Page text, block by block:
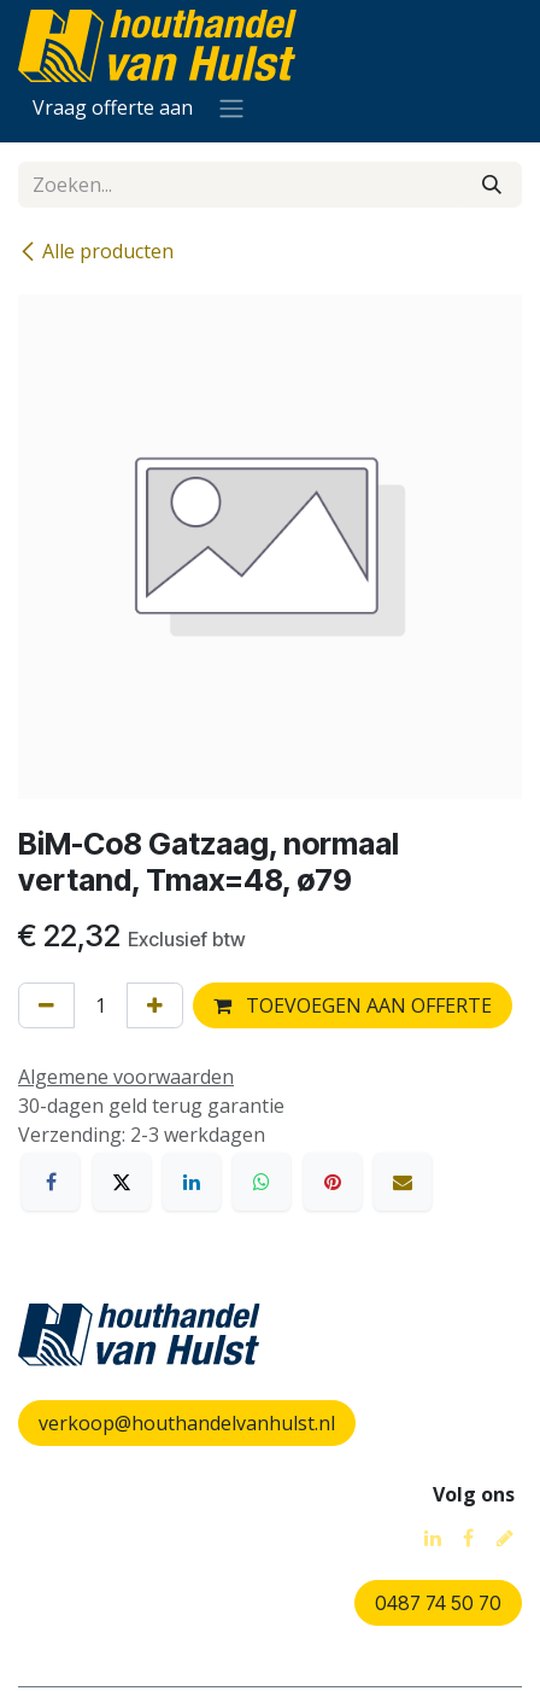
Overslaan naar inhoud
Vraag offerte aan
Alle producten
BiM-Co8 Gatzaag, normaal
vertand, Tmax=48, ø79
€ 22,32 Exclusief btw
TOEVOEGEN AAN OFFERTE
Algemene voorwaarden
30-dagen geld terug garantie
Verzending: 2-3 werkdagen
verkoop@houthandelvanhulst.nl
Volg ons
0487 74 50 70